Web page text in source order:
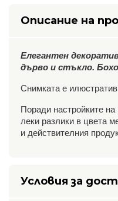
Описание на
Елегантен
дърво и стъкло.
Снимката е
Поради настройките
леки разлики в цвета
и действителния
Условия за